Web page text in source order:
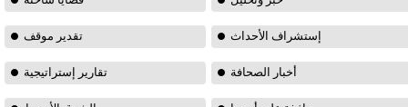
تقدير موقف إستشراف الأحداث
تقارير إستراتيجية أخبار الصحافة